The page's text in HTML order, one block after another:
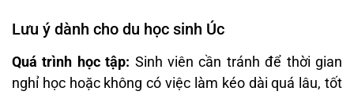
Lưu ý dành cho du học sinh Úc
Quá trình học tập: Sinh viên cần tránh để thời gian
nghỉ học hoặc không có việc làm kéo dài quá lâu, tốt